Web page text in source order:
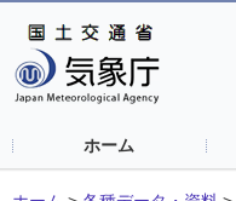
ホーム